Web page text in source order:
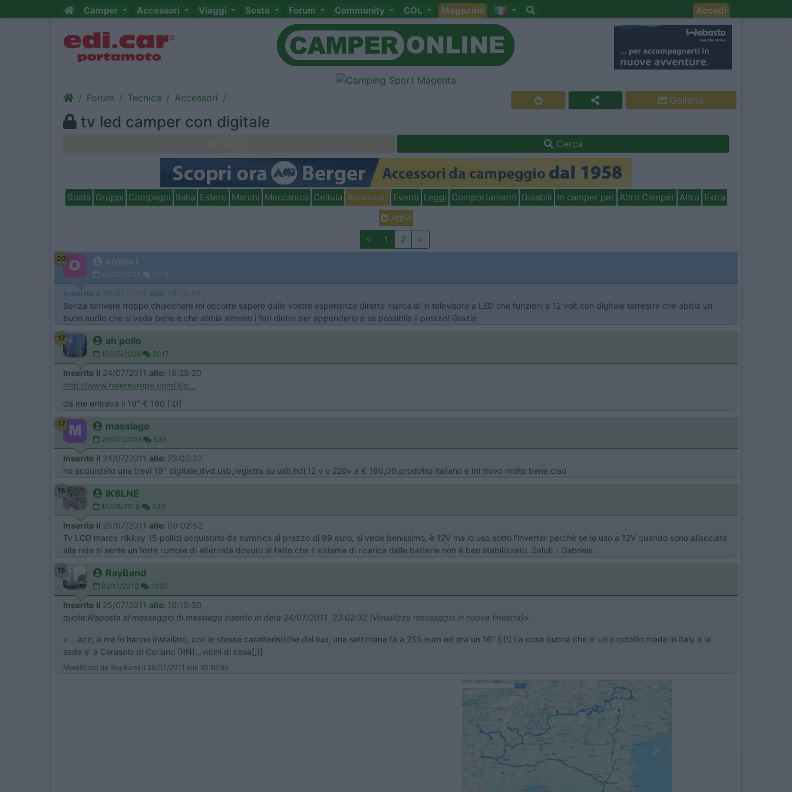
Camper Accessori Viaggi Sosta Forum Community COL Magazine Accedi
Forum Tecnica Accessori Galleria
tv led camper con digitale
Cerca
Sosta Gruppi Compagni Italia Estero Marchi Meccanica Cellula Accessori Eventi Leggi Comportamenti Disabili In camper per Altro Camper Altro Extra
Attivi
< 1 2 >
20 onkite1
28/02/2006 1573
Inserito il 24/07/2011 alle: 18:20:19
Senza scrivere troppe chiacchere mi occorre sapere dalle vostre esperienze dirette marca di in televisore a LED che funzioni a 12 volt con digitale terrestre che abbia un
buon audio che si veda bene e che abbia almeno i fori dietro per appenderlo e se possibile il prezzo! Grazie
17 ah pollo
10/05/2009 2017
Inserito il 24/07/2011 alle: 18:29:20
http://www.haiereurope.com/it/c...
da me entrava il 19'' € 160 [:D]
17 massiago
20/07/2009 536
Inserito il 24/07/2011 alle: 23:02:32
ho acquistato una trevi 19" digitale,dvd,usb,registra su usb,hdi,12 v o 220v a € 160,00.prodotto italiano e mi trovo molto bene.ciao
15 IK8LNE
10/08/2010 533
Inserito il 25/07/2011 alle: 09:02:52
Tv LCD marca nikkey 15 pollici acquistato da euronics al prezzo di 99 euro, si vede benissimo, è 12V ma lo uso sotto l'inverter perchè se lo uso a 12V quando sono allacciato
alla rete si sente un forte rumore di alternata dovuto al fatto che il sistema di ricarica delle batterie non è ben stabilizzato. Saluti - Gabriele
15 RayBand
02/11/2010 1090
Inserito il 25/07/2011 alle: 10:10:30
quote:Risposta al messaggio di massiago inserito in data 24/07/2011 23:02:32 (Visualizza messaggio in nuova finestra)>
> ...azz, a me lo hanno installato, con le stesse caratteristiche del tuo, una settimana fa a 255 euro ed era un 16" [:(!] La cosa buona che e' un prodotto made in italy e la
sede e' a Cerasolo di Coriano (RN)...vicini di casa[;)]
Modificato da RayBand il 25/07/2011 alle 10:10:55
Previous